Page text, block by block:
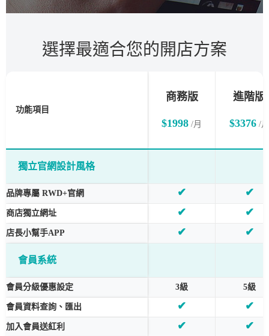
選擇最適合您的開店方案
功能項目
商務版
$1998 /月
進階版
$3376/月
獨立官網設計風格
品牌專屬 RWD+官網 ✔ ✔
商店獨立網址 ✔ ✔
店長小幫手APP ✔ ✔
會員系統
會員分級優惠設定 3級 5級
會員資料查詢、匯出 ✔ ✔
加入會員送紅利 ✔ ✔